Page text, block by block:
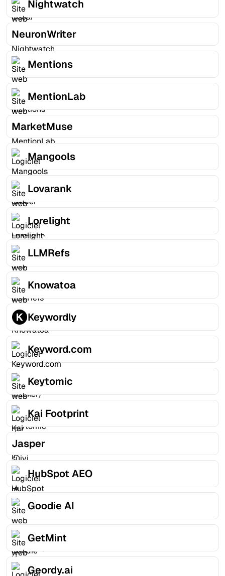
Nightwatch
NeuronWriter
Mentions
MentionLab
MarketMuse
Mangools
Lovarank
Lorelight
LLMRefs
Knowatoa
Keywordly
Keyword.com
Keytomic
Kai Footprint
Jasper
HubSpot AEO
Goodie AI
GetMint
Geordy.ai